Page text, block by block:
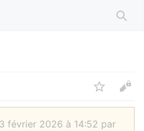
Suivre
février 2026 à 14:52 par